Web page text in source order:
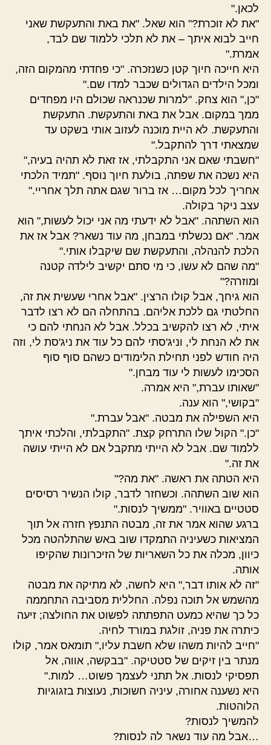
לכאן."
"את לא זוכרת?" הוא שאל. "את באת והתעקשת שאני
חייב לבוא איתך – את לא תלכי ללמוד שם לבד,
אמרת."
היא חייכה חיוך קטן כשנזכרה. "כי פחדתי מהמקום הזה,
ומכל הילדים הגדולים שכבר למדו שם."
"כן," הוא צחק. "למרות שכנראה שכולם היו מפחדים
ממך במקום. אבל את באת והתעקשת. התעקשת
והתעקשת. לא היית מוכנה לעזוב אותי בשקט עד
שמצאתי דרך להתקבל."
"חשבתי שאם אני התקבלתי, אז זאת לא תהיה בעיה,"
היא נשכה את שפתה, בולעת חיוך נוסף. "תמיד הלכתי
אחריך לכל מקום… אז ברור שגם אתה תלך אחריי."
עצב ניקר בקולה.
הוא השתהה. "אבל לא ידעתי מה אני יכול לעשות," הוא
אמר. "אם נכשלתי במבחן, מה עוד נשאר? אבל אז את
הלכת להנהלה, והתעקשת שם שיקבלו אותי."
"מה שהם לא עשו, כי מי סתם יקשיב לילדה קטנה
ומוזרה?"
הוא גיחך, אבל קולו הרצין. "אבל אחרי שעשית את זה,
החלטתי גם ללכת אליהם. בהתחלה הם לא רצו לדבר
איתי, לא רצו להקשיב בכלל. אבל לא הנחתי להם כי
את לא הנחת לי, וניג'סתי להם כל עוד את ניג'סת לי, וזה
היה חודש לפני תחילת הלימודים כשהם סוף סוף
הסכימו לעשות לי עוד מבחן."
"שאותו עברת," היא אמרה.
"בקושי," הוא ענה.
היא השפילה את מבטה. "אבל עברת."
"כן." הקול שלו התרחק קצת. "התקבלתי, והלכתי איתך
ללמוד שם. אבל לא הייתי מתקבל אם לא הייתי עושה
את זה."
היא הטתה את ראשה. "את מה?"
הוא שוב השתהה. וכשחזר לדבר, קולו הנשיר רסיסים
סטטיים באוויר. "ממשיך לנסות."
ברגע שהוא אמר את זה, מבטה התנפץ חזרה אל תוך
המציאות כשעיניה התמקדו שוב באש שהתלהטה מכל
כיוון, מכלה את כל השאריות של הזיכרונות שהקיפו
אותה.
"זה לא אותו דבר," היא לחשה, לא מתיקה את מבטה
מהשמש אל תוכה נפלה. החללית מסביבה התחממה
כל כך שהיא כמעט התפתתה לפשוט את החולצה; זיעה
כיתרה את פניה, זולגת במורד לחיה.
"חייב להיות משהו שלא חשבת עליו," תומאס אמר, קולו
מנתר בין זיקים של סטטיקה. "בבקשה, אווה, אל
תפסיקי לנסות. אל תתני לעצמך פשוט… למות."
היא נשענה אחורה, עיניה חשוכות, נעוצות בזגוגיות
הלוהטות.
להמשיך לנסות?
…אבל מה עוד נשאר לה לנסות?